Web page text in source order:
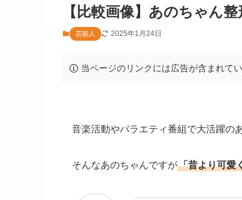
【比較画像】あのちゃん
芸能人 2025年1月24日
当ページのリンクには広告が含まれてい
音楽活動やバラエティ番組で大活躍の
そんなあのちゃんですが「昔より可愛